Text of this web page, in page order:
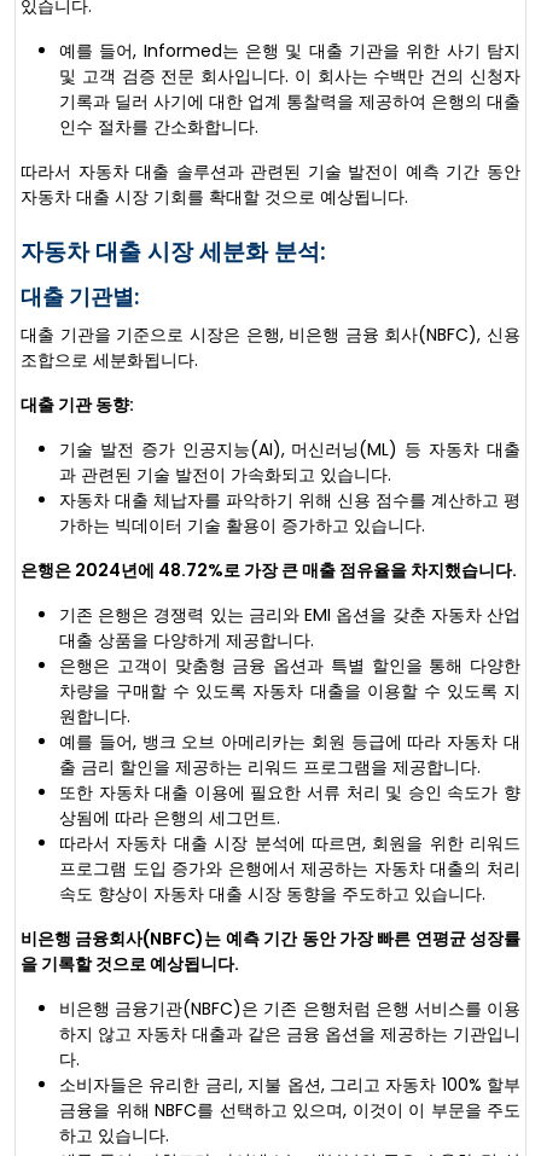
있습니다.
예를 들어, Informed는 은행 및 대출 기관을 위한 사기 탐지
및 고객 검증 전문 회사입니다. 이 회사는 수백만 건의 신청자
기록과 딜러 사기에 대한 업계 통찰력을 제공하여 은행의 대출
인수 절차를 간소화합니다.
따라서 자동차 대출 솔루션과 관련된 기술 발전이 예측 기간 동안
자동차 대출 시장 기회를 확대할 것으로 예상됩니다.
자동차 대출 시장 세분화 분석:
대출 기관별:
대출 기관을 기준으로 시장은 은행, 비은행 금융 회사(NBFC), 신용
조합으로 세분화됩니다.
대출 기관 동향:
기술 발전 증가 인공지능(AI), 머신러닝(ML) 등 자동차 대출
과 관련된 기술 발전이 가속화되고 있습니다.
자동차 대출 체납자를 파악하기 위해 신용 점수를 계산하고 평
가하는 빅데이터 기술 활용이 증가하고 있습니다.
은행은 2024년에 48.72%로 가장 큰 매출 점유율을 차지했습니다.
기존 은행은 경쟁력 있는 금리와 EMI 옵션을 갖춘 자동차 산업
대출 상품을 다양하게 제공합니다.
은행은 고객이 맞춤형 금융 옵션과 특별 할인을 통해 다양한
차량을 구매할 수 있도록 자동차 대출을 이용할 수 있도록 지
원합니다.
예를 들어, 뱅크 오브 아메리카는 회원 등급에 따라 자동차 대
출 금리 할인을 제공하는 리워드 프로그램을 제공합니다.
또한 자동차 대출 이용에 필요한 서류 처리 및 승인 속도가 향
상됨에 따라 은행의 세그먼트.
따라서 자동차 대출 시장 분석에 따르면, 회원을 위한 리워드
프로그램 도입 증가와 은행에서 제공하는 자동차 대출의 처리
속도 향상이 자동차 대출 시장 동향을 주도하고 있습니다.
비은행 금융회사(NBFC)는 예측 기간 동안 가장 빠른 연평균 성장률
을 기록할 것으로 예상됩니다.
비은행 금융기관(NBFC)은 기존 은행처럼 은행 서비스를 이용
하지 않고 자동차 대출과 같은 금융 옵션을 제공하는 기관입니
다.
소비자들은 유리한 금리, 지불 옵션, 그리고 자동차 100% 할부
금융을 위해 NBFC를 선택하고 있으며, 이것이 이 부문을 주도
하고 있습니다.